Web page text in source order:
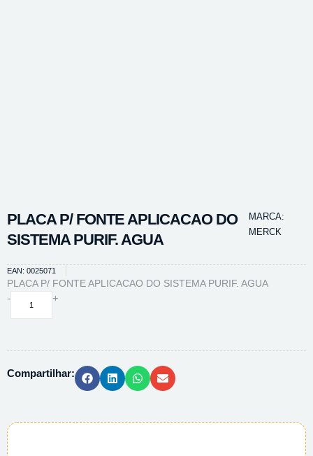
PLACA P/ FONTE APLICACAO DO
SISTEMA PURIF. AGUA
MARCA:
MERCK
EAN: 0025071
PLACA P/ FONTE APLICACAO DO SISTEMA PURIF. AGUA
-
PLACA
SISTEMA
quantidade
+
Compartilhar: